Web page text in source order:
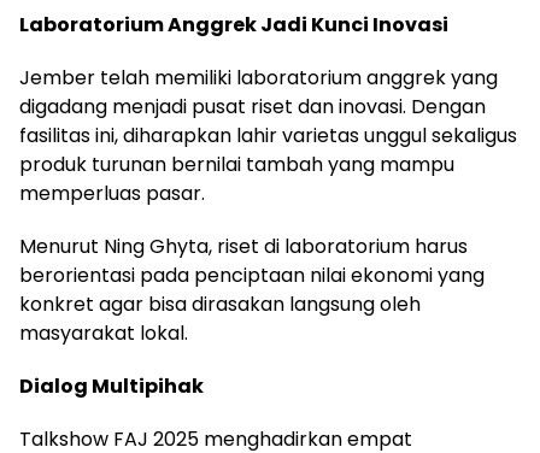
Laboratorium Anggrek Jadi Kunci Inovasi
Jember telah memiliki laboratorium anggrek yang
digadang menjadi pusat riset dan inovasi. Dengan
fasilitas ini, diharapkan lahir varietas unggul sekaligus
produk turunan bernilai tambah yang mampu
memperluas pasar.
Menurut Ning Ghyta, riset di laboratorium harus
berorientasi pada penciptaan nilai ekonomi yang
konkret agar bisa dirasakan langsung oleh
masyarakat lokal.
Dialog Multipihak
Talkshow FAJ 2025 menghadirkan empat